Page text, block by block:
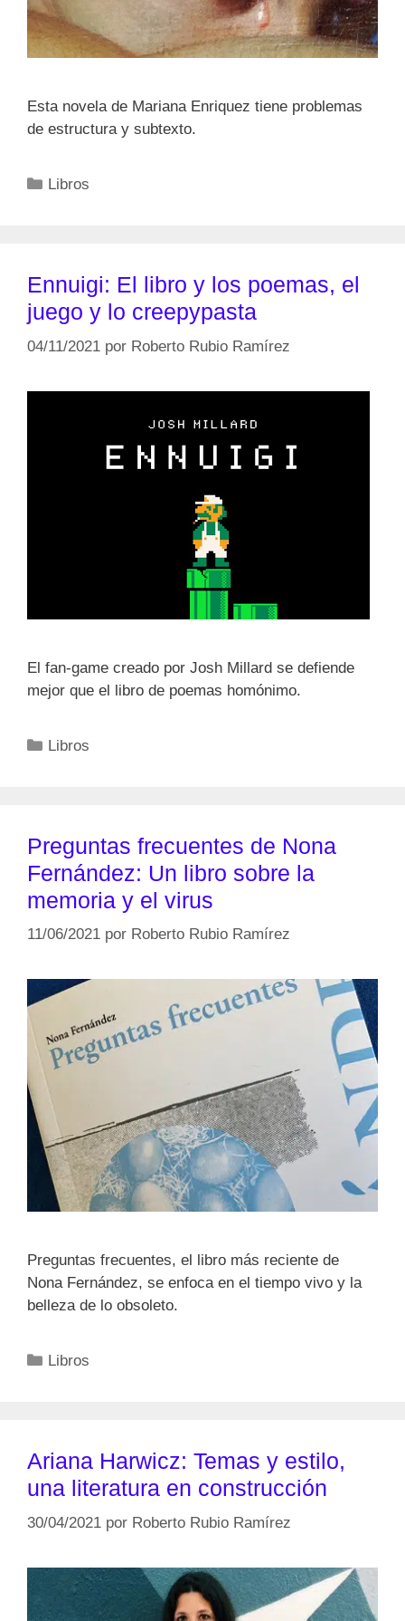
Esta novela de Mariana Enriquez tiene problemas
de estructura y subtexto.
Categorías
Libros
Ennuigi: El libro y los poemas, el
juego y lo creepypasta
04/11/2021 por Roberto Rubio Ramírez
El fan-game creado por Josh Millard se defiende
mejor que el libro de poemas homónimo.
Categorías
Libros
Preguntas frecuentes de Nona
Fernández: Un libro sobre la
memoria y el virus
11/06/2021 por Roberto Rubio Ramírez
Preguntas frecuentes, el libro más reciente de
Nona Fernández, se enfoca en el tiempo vivo y la
belleza de lo obsoleto.
Categorías
Libros
Ariana Harwicz: Temas y estilo,
una literatura en construcción
30/04/2021 por Roberto Rubio Ramírez